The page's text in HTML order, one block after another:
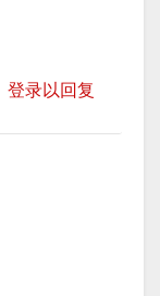
登录以回复